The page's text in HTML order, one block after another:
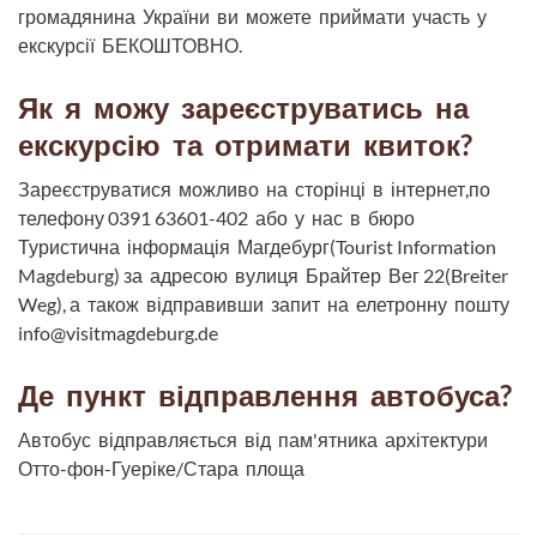
громадянина України ви можете приймати участь у
екскурсії БЕКОШТОВНО.
Як я можу зареєструватись на
екскурсію та отримати квиток?
Зареєструватися можливо на сторінці в інтернет,по
телефону 0391 63601-402 або у нас в бюро
Туристична інформація Магдебург(Tourist Information
Magdeburg) за адресою вулиця Брайтер Вег 22(Breiter
Weg), а також відправивши запит на елетронну пошту
info@visitmagdeburg.de
Де пункт відправлення автобуса?
Автобус відправляється від пам'ятника архітектури
Отто-фон-Гуеріке/Стара площа